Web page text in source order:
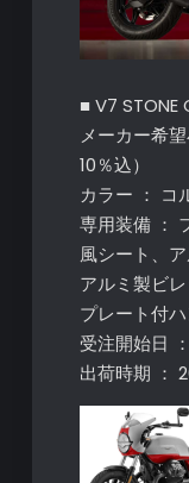
■ V7 STONE
メーカー希
10％込）
カラー ： コ
専用装備 ：
風シート、
アルミ製ビ
プレート付
受注開始日
出荷時期 ：